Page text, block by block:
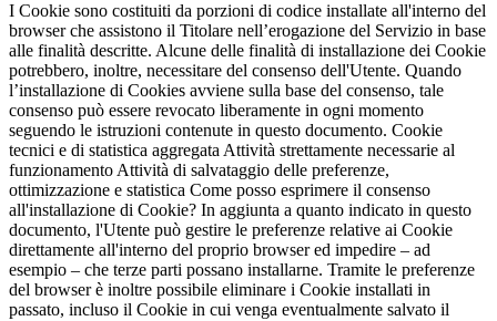
I Cookie sono costituiti da porzioni di codice installate all'interno del
browser che assistono il Titolare nell’erogazione del Servizio in base
alle finalità descritte. Alcune delle finalità di installazione dei Cookie
potrebbero, inoltre, necessitare del consenso dell'Utente. Quando
l’installazione di Cookies avviene sulla base del consenso, tale
consenso può essere revocato liberamente in ogni momento
seguendo le istruzioni contenute in questo documento. Cookie
tecnici e di statistica aggregata Attività strettamente necessarie al
funzionamento Attività di salvataggio delle preferenze,
ottimizzazione e statistica Come posso esprimere il consenso
all'installazione di Cookie? In aggiunta a quanto indicato in questo
documento, l'Utente può gestire le preferenze relative ai Cookie
direttamente all'interno del proprio browser ed impedire – ad
esempio – che terze parti possano installarne. Tramite le preferenze
del browser è inoltre possibile eliminare i Cookie installati in
passato, incluso il Cookie in cui venga eventualmente salvato il